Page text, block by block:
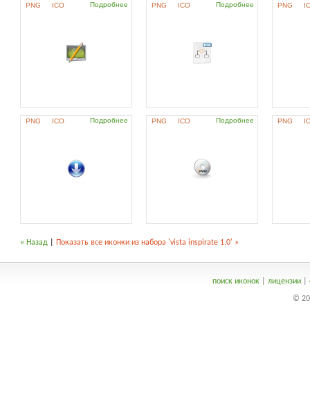
PNG ICO Подробнее PNG ICO Подробнее PNG
PNG ICO Подробнее PNG ICO Подробнее PNG
« Назад Показать все иконки из набора 'vista inspirate 1.0' »
поиск иконок| лицензии|
©